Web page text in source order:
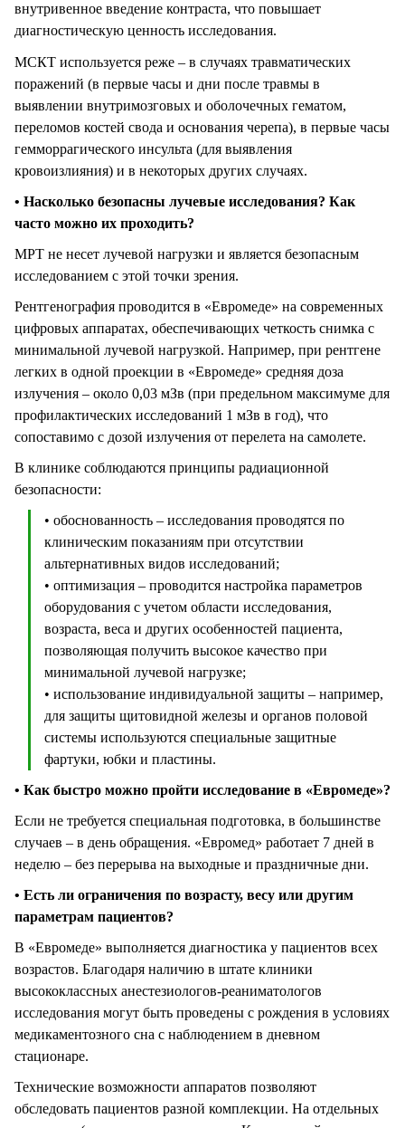
внутривенное введение контраста, что повышает
диагностическую ценность исследования.
МСКТ используется реже – в случаях травматических
поражений (в первые часы и дни после травмы в
выявлении внутримозговых и оболочечных гематом,
переломов костей свода и основания черепа), в первые часы
гемморрагического инсульта (для выявления
кровоизлияния) и в некоторых других случаях.
• Насколько безопасны лучевые исследования? Как
часто можно их проходить?
МРТ не несет лучевой нагрузки и является безопасным
исследованием с этой точки зрения.
Рентгенография проводится в «Евромеде» на современных
цифровых аппаратах, обеспечивающих четкость снимка с
минимальной лучевой нагрузкой. Например, при рентгене
легких в одной проекции в «Евромеде» средняя доза
излучения – около 0,03 мЗв (при предельном максимуме для
профилактических исследований 1 мЗв в год), что
сопоставимо с дозой излучения от перелета на самолете.
В клинике соблюдаются принципы радиационной
безопасности:
• обоснованность – исследования проводятся по
клиническим показаниям при отсутствии
альтернативных видов исследований;
• оптимизация – проводится настройка параметров
оборудования с учетом области исследования,
возраста, веса и других особенностей пациента,
позволяющая получить высокое качество при
минимальной лучевой нагрузке;
• использование индивидуальной защиты – например,
для защиты щитовидной железы и органов половой
системы используются специальные защитные
фартуки, юбки и пластины.
• Как быстро можно пройти исследование в «Евромеде»?
Если не требуется специальная подготовка, в большинстве
случаев – в день обращения. «Евромед» работает 7 дней в
неделю – без перерыва на выходные и праздничные дни.
• Есть ли ограничения по возрасту, весу или другим
параметрам пациентов?
В «Евромеде» выполняется диагностика у пациентов всех
возрастов. Благодаря наличию в штате клиники
высококлассных анестезиологов-реаниматологов
исследования могут быть проведены с рождения в условиях
медикаментозного сна с наблюдением в дневном
стационаре.
Технические возможности аппаратов позволяют
обследовать пациентов разной комплекции. На отдельных